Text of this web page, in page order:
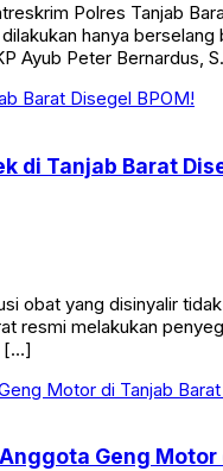
Polres Tanjab
hanya
Ayub Peter Bernardus,
di Tanjab Barat
obat yang disinyalir
resmi melakukan
[…]
Geng